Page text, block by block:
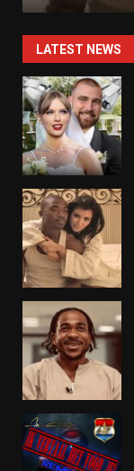
LATEST NEWS